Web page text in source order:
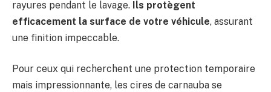
rayures pendant le lavage. Ils protègent
efficacement la surface de votre véhicule, assurant
une finition impeccable.
Pour ceux qui recherchent une protection temporaire
mais impressionnante, les cires de carnauba se